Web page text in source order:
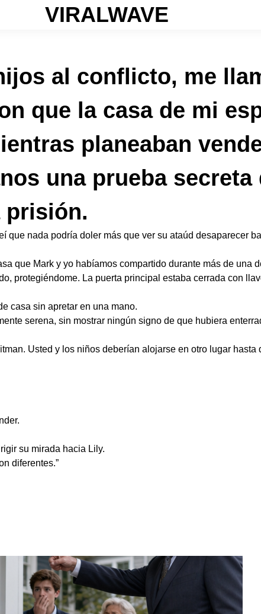
VIRALWAVE
al conflicto, me
que la casa de mi
planeaban
una prueba
prisión.
que nada podría doler más que ver su ataúd desaparecer
que Mark y yo habíamos compartido durante más de una
protegiéndome. La puerta principal estaba cerrada con
casa sin apretar en una mano.
serena, sin mostrar ningún signo de que hubiera
Usted y los niños deberían alojarse en otro lugar hasta
su mirada hacia Lily.
diferentes.”